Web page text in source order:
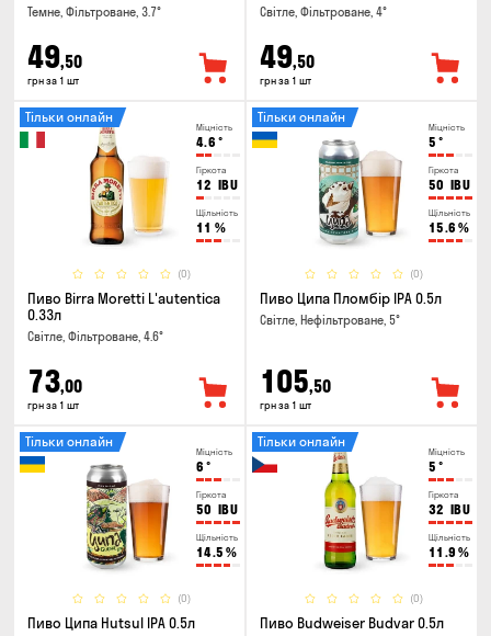
Темне, Фільтроване, 3.7°
49,50
грн за 1 шт
Світле, Фільтроване, 4°
49,50
грн за 1 шт
Міцність
4.6 °
Гіркота
12 IBU
Щільність
11 %
(0)
Тільки онлайн
Пиво Birra Moretti L'autentica
0.33л
Світле, Фільтроване, 4.6°
73,00
грн за 1 шт
Міцність
5 °
Гіркота
50 IBU
Щільність
15.6 %
(0)
Тільки онлайн
Пиво Ципа Пломбір IPA 0.5л
Світле, Нефільтроване, 5°
105,50
грн за 1 шт
Міцність
6 °
Гіркота
50 IBU
Щільність
14.5 %
(0)
Тільки онлайн
Пиво Ципа Hutsul IPA 0.5л
Міцність
5 °
Гіркота
32 IBU
Щільність
11.9 %
(0)
Тільки онлайн
Пиво Budweiser Budvar 0.5л